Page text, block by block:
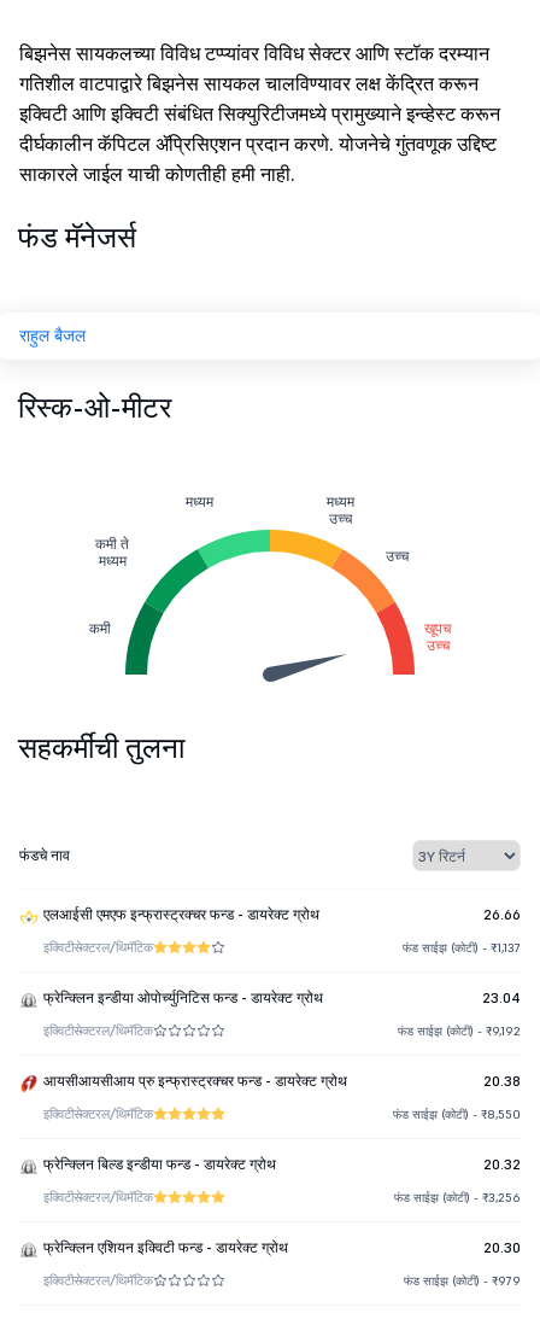
बिझनेस सायकलच्या विविध टप्प्यांवर विविध सेक्टर आणि स्टॉक दरम्यान
गतिशील वाटपाद्वारे बिझनेस सायकल चालविण्यावर लक्ष केंद्रित करून
इक्विटी आणि इक्विटी संबंधित सिक्युरिटीजमध्ये प्रामुख्याने इन्व्हेस्ट करून
दीर्घकालीन कॅपिटल ॲप्रिसिएशन प्रदान करणे. योजनेचे गुंतवणूक उद्दिष्ट
साकारले जाईल याची कोणतीही हमी नाही.
फंड मॅनेजर्स
राहुल बैजल
रिस्क-ओ-मीटर
कमी
कमी ते
मध्यम
मध्यम
मध्यम
उच्च
उच्च
खूपच
उच्च
सहकर्मींची तुलना
फंडचे नाव
एलआईसी एमएफ इन्फ्रास्ट्रक्चर फन्ड - डायरेक्ट ग्रोथ 26.66
इक्विटीसेक्टरल/थिमॅटिक फंड साईझ (कोटी) - ₹1,137
फ्रेन्क्लिन इन्डीया ओपोर्च्युनिटिस फन्ड - डायरेक्ट ग्रोथ 23.04
इक्विटीसेक्टरल/थिमॅटिक फंड साईझ (कोटी) - ₹9,192
आयसीआयसीआय प्रु इन्फ्रास्ट्रक्चर फन्ड - डायरेक्ट ग्रोथ 20.38
इक्विटीसेक्टरल/थिमॅटिक फंड साईझ (कोटी) - ₹8,550
फ्रेन्क्लिन बिल्ड इन्डीया फन्ड - डायरेक्ट ग्रोथ 20.32
इक्विटीसेक्टरल/थिमॅटिक फंड साईझ (कोटी) - ₹3,256
फ्रेन्क्लिन एशियन इक्विटी फन्ड - डायरेक्ट ग्रोथ 20.30
इक्विटीसेक्टरल/थिमॅटिक फंड साईझ (कोटी) - ₹979